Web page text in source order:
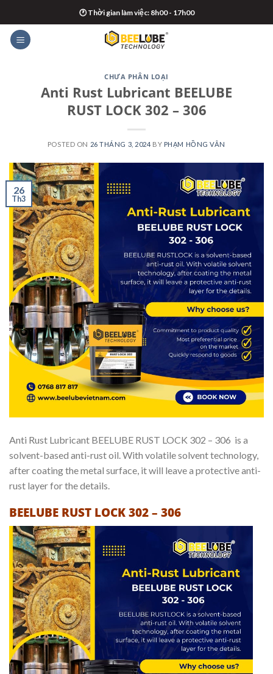
to
content
🕐 Thời gian làm việc: 8h00 - 17h00
CHƯA PHÂN LOẠI
Anti Rust Lubricant BEELUBE
RUST LOCK 302 – 306
POSTED ON 26 THÁNG 3, 2024 BY PHẠM HỒNG VÂN
26
Th3
Anti Rust Lubricant BEELUBE RUST LOCK 302 – 306 is a
solvent-based anti-rust oil. With volatile solvent technology,
after coating the metal surface, it will leave a protective anti-
rust layer for the details.
BEELUBE RUST LOCK 302 – 306